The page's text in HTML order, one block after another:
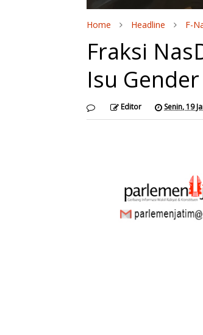
Home Headline F-
Fraksi
Isu Gender
Editor Senin, 19